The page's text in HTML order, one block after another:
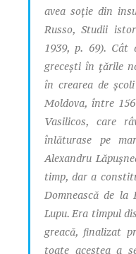
avea soţie din
Russo, Studii
1939, p. 69). Cât
greceşti în ţările
în crearea de
Moldova, între
Vasilicos, care
înlăturase pe
Alexandru
timp, dar a
Domnească de la
Lupu. Era timpul
greacă, finalizat
toate acestea a